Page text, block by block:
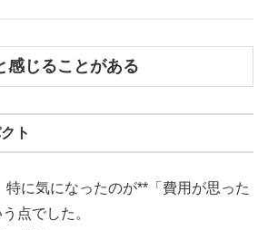
感じることがある
ト
特に気になったのが**「費用が思った
点でした。